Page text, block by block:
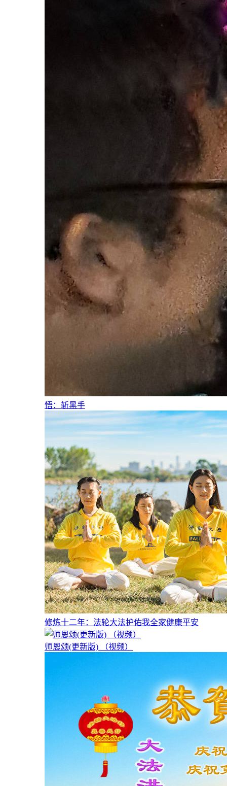
悟：斩黑手
修炼十二年：法轮大法护佑我全家健康平安
师恩颂(更新版) （视频）